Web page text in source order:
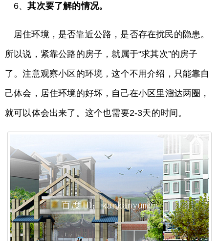
6、其次要了解的情况。
居住环境，是否靠近公路，是否存在扰民的隐患。
所以说，紧靠公路的房子，就属于“求其次”的房子
了。注意观察小区的环境，这个不用介绍，只能靠自
己体会，居住环境的好坏，自己在小区里溜达两圈，
就可以体会出来了。这个也需要2-3天的时间。